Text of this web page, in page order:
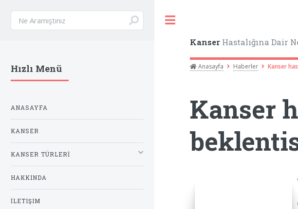
Kanser Hastalığına Dair
Anasayfa Haberler Kanser
Kanser
Hızlı Menü
ANASAYFA
KANSER
KANSER TÜRLERİ
HAKKINDA
İLETIŞIM